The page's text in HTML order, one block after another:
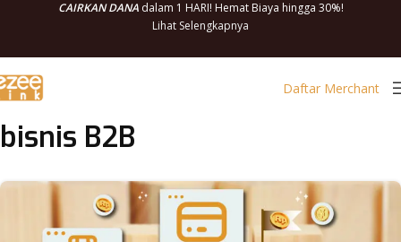
CAIRKAN DANAdalam 1 HARI! Hemat Biaya hingga 30%!
Lihat Selengkapnya
Daftar Merchant
bisnis B2B